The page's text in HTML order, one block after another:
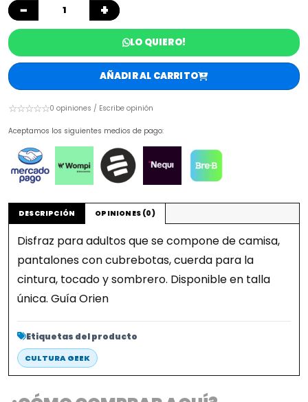
− +
LO QUIERO!
AÑADIR AL CARRITO
☆☆☆☆☆0 opiniones / Escribe opinión
Aceptamos los siguientes medios de pago:
DESCRIPCIÓN OPINIONES (0)
Disfraz para adultos que se compone de camisa,
pantalones con cubrebotas, cuerda para la
cintura, tocado y sombrero. Disponible en talla
única. Guía Orien
Etiquetas del producto
CULTURA GEEK